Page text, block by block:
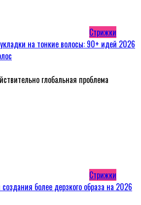
Стрижки
на тонкие волосы: 90+ идей 2026
глобальная проблема
Стрижки
более дерзкого образа на 2026